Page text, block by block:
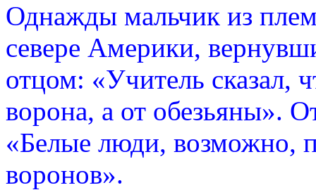
Однажды мальчик из
севере Америки,
отцом: «Учитель сказал,
ворона, а от обезьяны».
«Белые люди, возможно,
воронов».